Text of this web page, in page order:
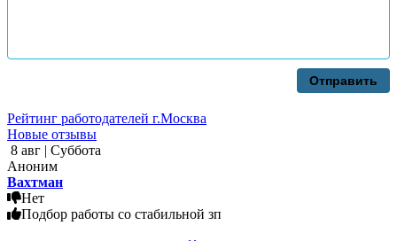
Отправить
Рейтинг работодателей г.Москва
Новые отзывы
8 авг | Суббота
Аноним
Вахтман
Нет
Подбор работы со стабильной зп